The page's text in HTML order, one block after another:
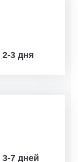
2-3 дня
3-7 дней